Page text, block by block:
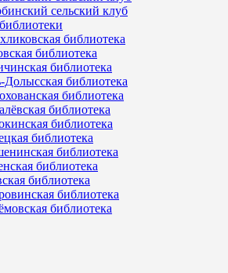
сельский клуб
библиотека
библиотека
библиотека
Долысская библиотека
библиотека
библиотека
библиотека
библиотека
библиотека
библиотека
библиотека
библиотека
библиотека